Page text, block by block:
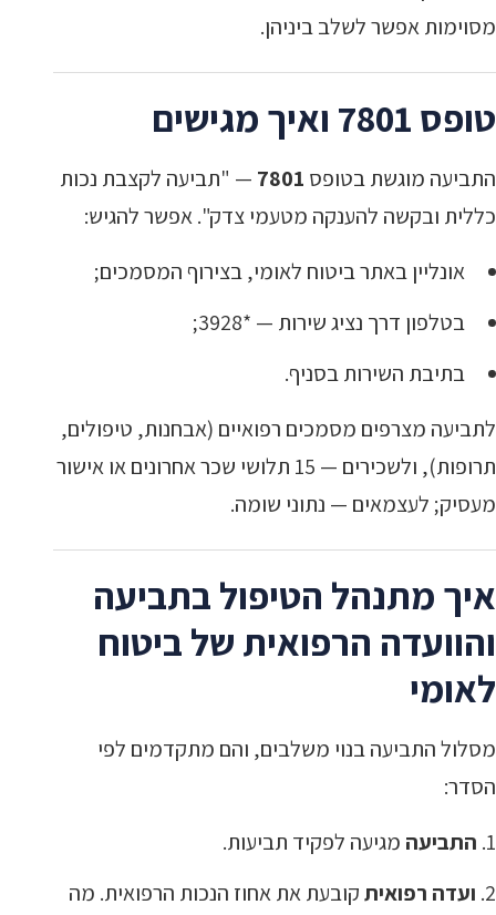
מסוימות אפשר לשלב ביניהן.
טופס 7801 ואיך מגישים
התביעה מוגשת בטופס 7801 — "תביעה לקצבת נכות
כללית ובקשה להענקה מטעמי צדק". אפשר להגיש:
אונליין באתר ביטוח לאומי, בצירוף המסמכים;
בטלפון דרך נציג שירות — *3928;
בתיבת השירות בסניף.
לתביעה מצרפים מסמכים רפואיים (אבחנות, טיפולים,
תרופות), ולשכירים — 15 תלושי שכר אחרונים או אישור
מעסיק; לעצמאים — נתוני שומה.
איך מתנהל הטיפול בתביעה
והוועדה הרפואית של ביטוח
לאומי
מסלול התביעה בנוי משלבים, והם מתקדמים לפי
הסדר:
התביעה מגיעה לפקיד תביעות.
ועדה רפואיתקובעת את אחוז הנכות הרפואית. מה